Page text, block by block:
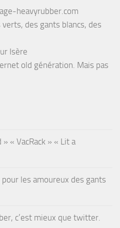
heavyrubber.com
des gants blancs, des
Isère
old génération. Mais pas
« VacRack » « Lit a
les amoureux des gants
c’est mieux que twitter.